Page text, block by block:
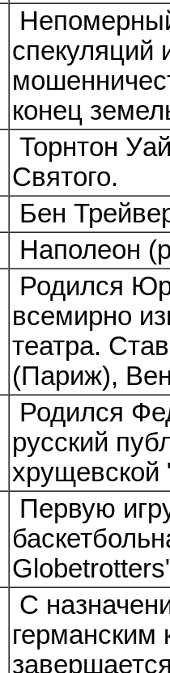
спекуляций
конец
Торнтон
Святого.
Бен
Наполеон
Родился
всемирно
театра.
(Париж),
Родился
русский
хрущевской
Первую
С
германским